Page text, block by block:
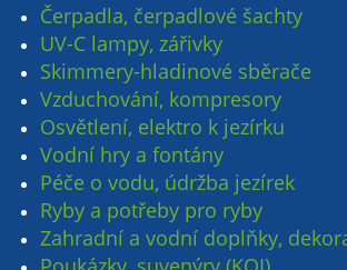
Čerpadla, čerpadlové šachty
UV-C lampy, zářivky
Skimmery-hladinové sběrače
Vzduchování, kompresory
Osvětlení, elektro k jezírku
Vodní hry a fontány
Péče o vodu, údržba jezírek
Ryby a potřeby pro ryby
Zahradní a vodní doplňky,